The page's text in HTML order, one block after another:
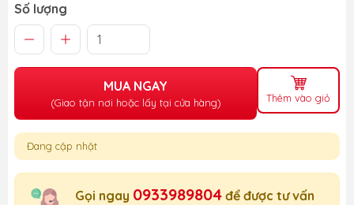
Số lượng
MUA NGAY
(Giao tận nơi hoặc lấy tại cửa hàng) Thêm vào giỏ
Đang cập nhật
Gọi ngay 0933989804 để được tư vấn